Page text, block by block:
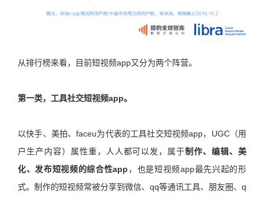
从排行榜来看，目前短视频app又分为两个阵营。
第一类，工具社交短视频app。
以快手、美拍、faceu为代表的工具社交短视频app，UGC（用
户生产内容）属性重，人人都可以发，属于制作、编辑、美
化、发布短视频的综合性app ，也是短视频app最先兴起的形
式。制作的短视频常被分享到微信、qq等通讯工具、朋友圈、q